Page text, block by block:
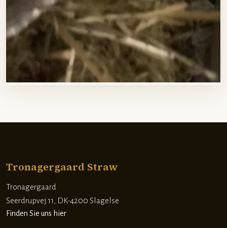
Tronagergaard Straw
Tronagergaard
​Seerdrupvej 11, DK-4200 Slagelse
Finden Sie uns hier